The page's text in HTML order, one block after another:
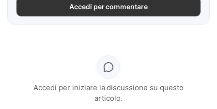
Accedi per commentare
Accedi per iniziare la discussione su questo
articolo.